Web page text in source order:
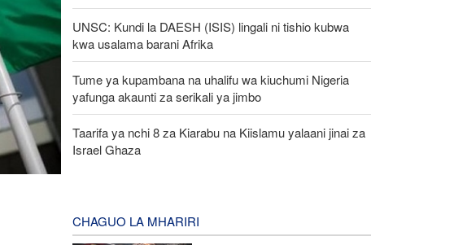
UNSC: Kundi la DAESH (ISIS) lingali ni tishio kubwa
kwa usalama barani Afrika
Tume ya kupambana na uhalifu wa kiuchumi Nigeria
yafunga akaunti za serikali ya jimbo
Taarifa ya nchi 8 za Kiarabu na Kiislamu yalaani jinai za
Israel Ghaza
CHAGUO LA MHARIRI